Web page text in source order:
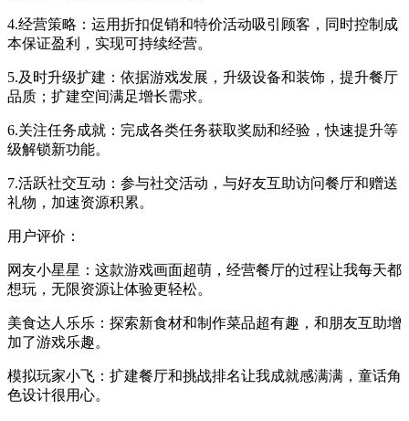
4.经营策略：运用折扣促销和特价活动吸引顾客，同时控制成
本保证盈利，实现可持续经营。
5.及时升级扩建：依据游戏发展，升级设备和装饰，提升餐厅
品质；扩建空间满足增长需求。
6.关注任务成就：完成各类任务获取奖励和经验，快速提升等
级解锁新功能。
7.活跃社交互动：参与社交活动，与好友互助访问餐厅和赠送
礼物，加速资源积累。
用户评价：
网友小星星：这款游戏画面超萌，经营餐厅的过程让我每天都
想玩，无限资源让体验更轻松。
美食达人乐乐：探索新食材和制作菜品超有趣，和朋友互助增
加了游戏乐趣。
模拟玩家小飞：扩建餐厅和挑战排名让我成就感满满，童话角
色设计很用心。